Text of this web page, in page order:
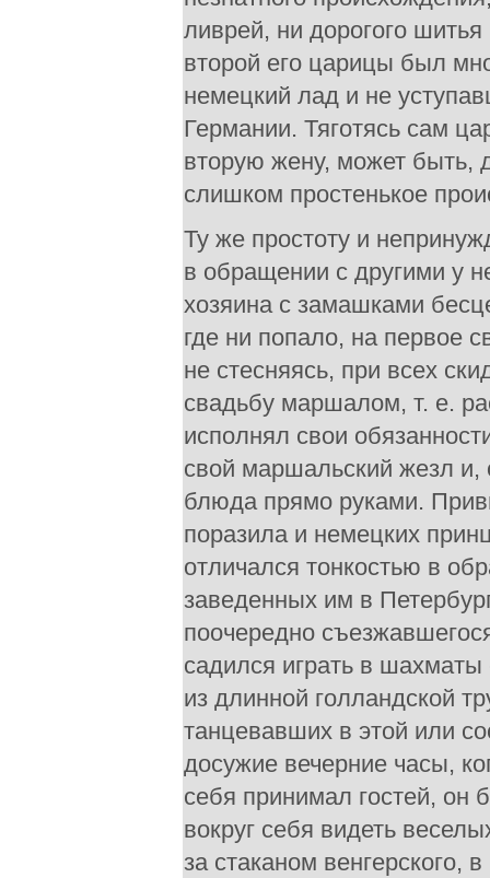
ливрей, ни дорогого
второй его царицы был
немецкий лад и не
Германии. Тяготясь сам
вторую жену, может быть,
слишком простенькое
Ту же простоту и
в обращении с другими у
хозяина с замашками
где ни попало, на первое
не стесняясь, при всех
свадьбу маршалом, т. е.
исполнял свои
свой маршальский жезл и,
блюда прямо руками.
поразила и немецких
отличался тонкостью в
заведенных им в
поочередно
садился играть в
из длинной голландской
танцевавших в этой или
досужие вечерние часы,
себя принимал гостей, он
вокруг себя видеть
за стаканом венгерского,